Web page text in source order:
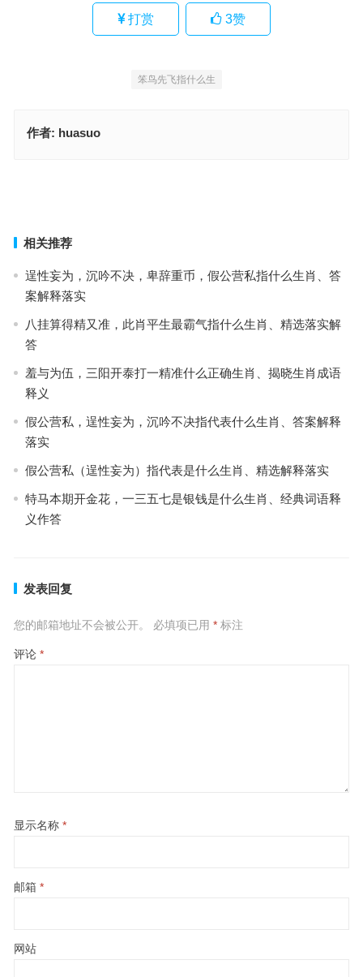
打赏 3赞
笨鸟先飞指什么生
作者: huasuo
相关推荐
逞性妄为，沉吟不决，卑辞重币，假公营私指什么生肖、答
案解释落实
八挂算得精又准，此肖平生最霸气指什么生肖、精选落实解
答
羞与为伍，三阳开泰打一精准什么正确生肖、揭晓生肖成语
释义
假公营私，逞性妄为，沉吟不决指代表什么生肖、答案解释
落实
假公营私（逞性妄为）指代表是什么生肖、精选解释落实
特马本期开金花，一三五七是银钱是什么生肖、经典词语释
义作答
发表回复
您的邮箱地址不会被公开。 必填项已用 *标注
评论 *
显示名称 *
邮箱 *
网站